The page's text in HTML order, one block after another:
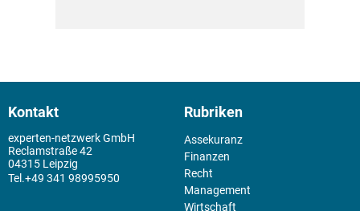
Kontakt
experten-netzwerk GmbH
Reclamstraße 42
04315 Leipzig
+49 341 98995950
Rubriken
Assekuranz
Finanzen
Recht
Management
Wirtschaft